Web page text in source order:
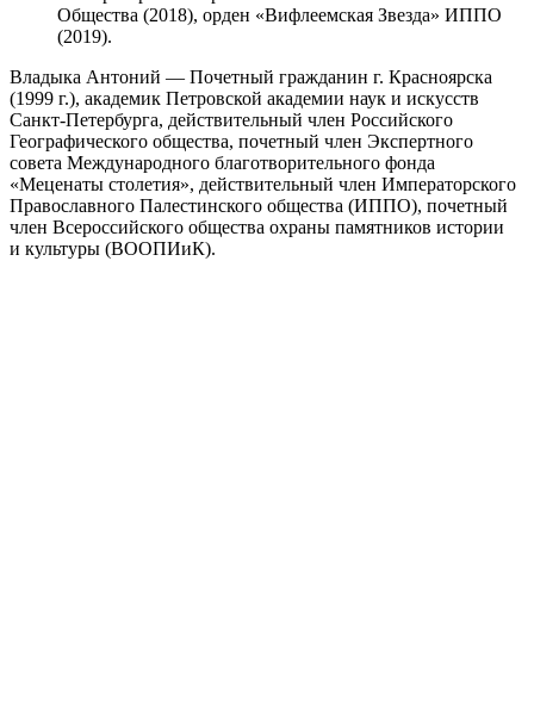
Общества (2018), орден «Вифлеемская Звезда» ИППО
(2019).
Владыка Антоний — Почетный гражданин г. Красноярска
(1999 г.), академик Петровской академии наук и искусств
Санкт-Петербурга, действительный член Российского
Географического общества, почетный член Экспертного
совета Международного благотворительного фонда
«Меценаты столетия», действительный член Императорского
Православного Палестинского общества (ИППО), почетный
член Всероссийского общества охраны памятников истории
и культуры (ВООПИиК).